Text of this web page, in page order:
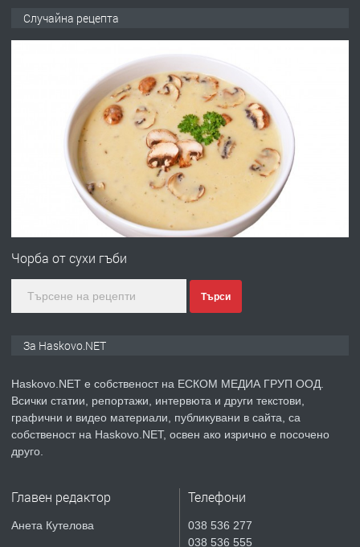
№4120 Магазин/Офис под наем в кв.
Любен Каравелов, Хасково-близо до
градската градина!
ПРОСТОРЕН ТРИСТАЕН
КУБА
преди 5 дни
ПРЕДЛАГА
Случайна рецепта
Чорба от сухи гъби
Търси
За Haskovo.NET
Haskovo.NET е собственост на ЕСКОМ МЕДИА ГРУП ООД.
Всички статии, репортажи, интервюта и други текстови,
графични и видео материали, публикувани в сайта, са
собственост на Haskovo.NET, освен ако изрично е посочено
друго.
Главен редактор
Анета Кутелова
Телефони
038 536 277
038 536 555